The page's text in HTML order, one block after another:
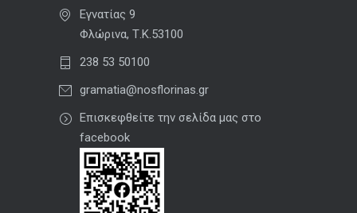
Εγνατίας 9
Φλώρινα, Τ.Κ.53100
238 53 50100
gramatia@nosflorinas.gr
Επισκεφθείτε την σελίδα μας στο
facebook